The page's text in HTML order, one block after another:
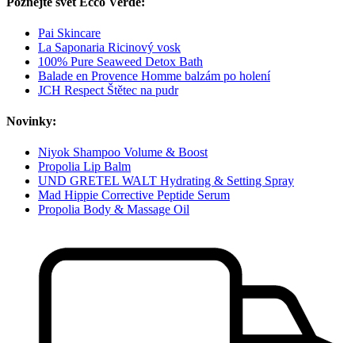
Pai Skincare
La Saponaria Ricinový vosk
100% Pure Seaweed Detox Bath
Balade en Provence Homme balzám po holení
JCH Respect Štětec na pudr
Novinky:
Niyok Shampoo Volume & Boost
Propolia Lip Balm
UND GRETEL WALT Hydrating & Setting Spray
Mad Hippie Corrective Peptide Serum
Propolia Body & Massage Oil